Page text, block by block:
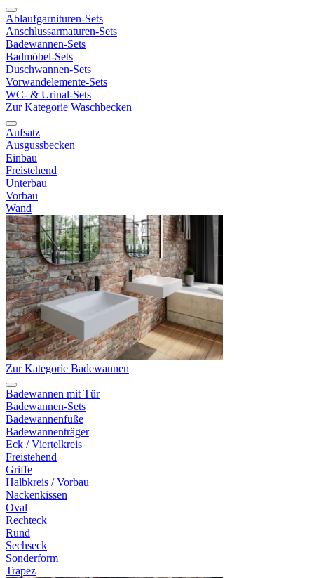
Ablaufgarnituren-Sets
Anschlussarmaturen-Sets
Badewannen-Sets
Badmöbel-Sets
Duschwannen-Sets
Vorwandelemente-Sets
WC- & Urinal-Sets
Zur Kategorie Waschbecken
Aufsatz
Ausgussbecken
Einbau
Freistehend
Unterbau
Vorbau
Wand
Zur Kategorie Badewannen
Badewannen mit Tür
Badewannen-Sets
Badewannenfüße
Badewannenträger
Eck / Viertelkreis
Freistehend
Griffe
Halbkreis / Vorbau
Nackenkissen
Oval
Rechteck
Rund
Sechseck
Sonderform
Trapez